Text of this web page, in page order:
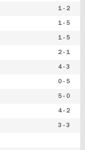
1 - 2
1 - 5
1 - 5
2 - 1
4 - 3
0 - 5
5 - 0
4 - 2
3 - 3